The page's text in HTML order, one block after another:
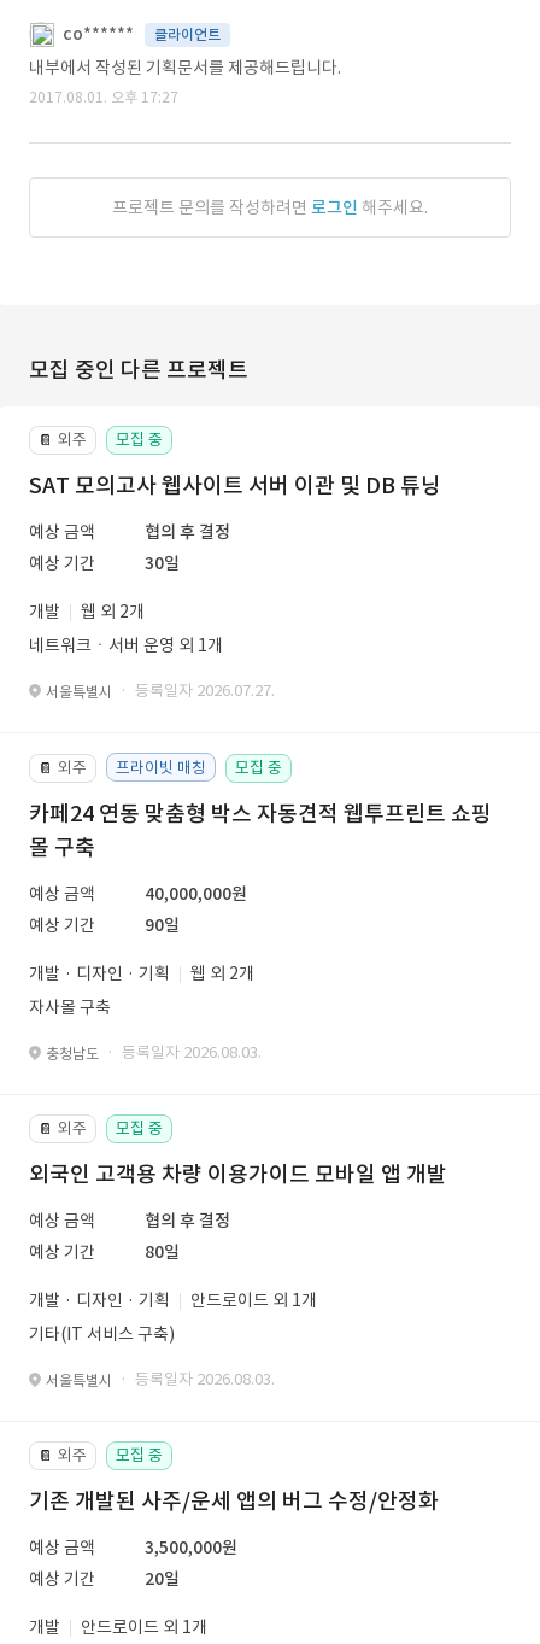
co****** 클라이언트
내부에서 작성된 기획문서를 제공해드립니다.
2017.08.01. 오후 17:27
프로젝트 문의를 작성하려면 로그인 해주세요.
모집 중인 다른 프로젝트
📔 외주 모집 중
SAT 모의고사 웹사이트 서버 이관 및 DB 튜닝
예상 금액
협의 후 결정
예상 기간
30일
개발
웹 외 2개
네트워크ㆍ서버 운영 외 1개
서울특별시 · 등록일자 2026.07.27.
📔 외주 프라이빗 매칭 모집 중
카페24 연동 맞춤형 박스 자동견적 웹투프린트 쇼핑
몰 구축
예상 금액
40,000,000원
예상 기간
90일
개발 · 디자인 · 기획
웹 외 2개
자사몰 구축
충청남도 · 등록일자 2026.08.03.
📔 외주 모집 중
외국인 고객용 차량 이용가이드 모바일 앱 개발
예상 금액
협의 후 결정
예상 기간
80일
개발 · 디자인 · 기획
안드로이드 외 1개
기타(IT 서비스 구축)
서울특별시 · 등록일자 2026.08.03.
📔 외주 모집 중
기존 개발된 사주/운세 앱의 버그 수정/안정화
예상 금액
3,500,000원
예상 기간
20일
개발
안드로이드 외 1개